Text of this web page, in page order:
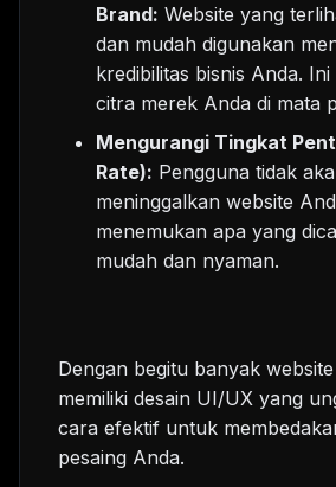
Brand: Website yang
dan mudah digunakan
kredibilitas bisnis Anda.
citra merek Anda di mata
Mengurangi Tingkat
Rate): Pengguna tidak
meninggalkan website
menemukan apa yang
mudah dan nyaman.
Dengan begitu banyak
memiliki desain UI/UX yang
cara efektif untuk
pesaing Anda.